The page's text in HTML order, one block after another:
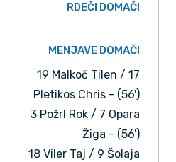
RDEČI DOMAČI
MENJAVE DOMAČI
19 Malkoč Tilen / 17
Pletikos Chris - (56')
3 Požrl Rok / 7 Opara
Žiga - (56')
18 Viler Taj / 9 Šolaja